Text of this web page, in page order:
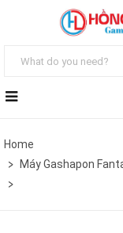
Home
Máy Gashapon